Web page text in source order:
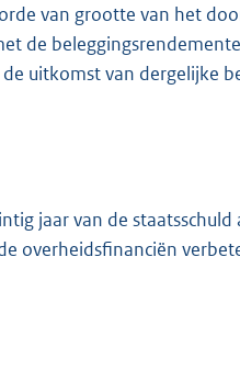
van grootte van het
de
uitkomst van dergelijke
jaar van de
overheidsfinanciën